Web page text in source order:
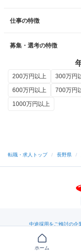
仕事の特徴
募集・選考の特徴
200万円以上 300万円
600万円以上
700万円
1000万円以上
転職・求人トップ / 長野県 /
ホーム
中途採用をご検討の企